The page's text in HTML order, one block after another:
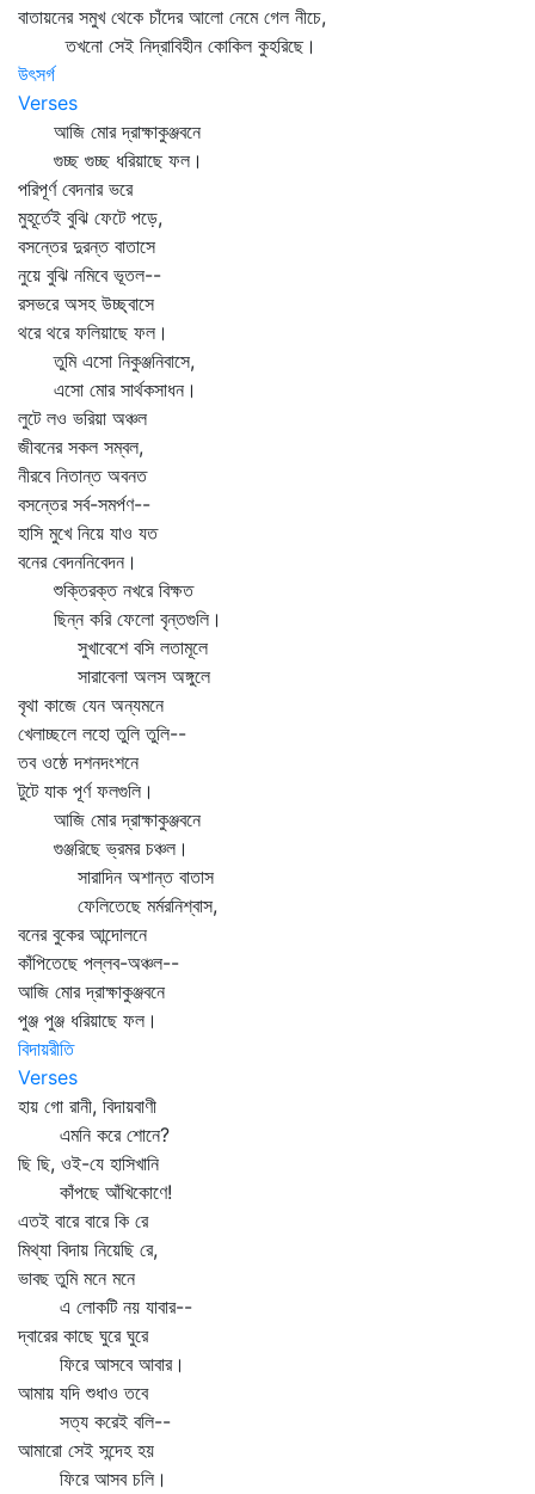
বাতায়নের সমুখ থেকে চাঁদের আলো নেমে গেল নীচে,
তখনো সেই নিদ্রাবিহীন কোকিল কুহরিছে।
উৎসর্গ
Verses
আজি মোর দ্রাক্ষাকুঞ্জবনে
গুচ্ছ গুচ্ছ ধরিয়াছে ফল।
পরিপূর্ণ বেদনার ভরে
মুহূর্তেই বুঝি ফেটে পড়ে,
বসন্তের দুরন্ত বাতাসে
নুয়ে বুঝি নমিবে ভূতল--
রসভরে অসহ উচ্ছ্বাসে
থরে থরে ফলিয়াছে ফল।
তুমি এসো নিকুঞ্জনিবাসে,
এসো মোর সার্থকসাধন।
লুটে লও ভরিয়া অঞ্চল
জীবনের সকল সম্বল,
নীরবে নিতান্ত অবনত
বসন্তের সর্ব-সমর্পণ--
হাসি মুখে নিয়ে যাও যত
বনের বেদননিবেদন।
শুক্তিরক্ত নখরে বিক্ষত
ছিন্ন করি ফেলো বৃন্তগুলি।
সুখাবেশে বসি লতামূলে
সারাবেলা অলস অঙ্গুলে
বৃথা কাজে যেন অন্যমনে
খেলাচ্ছলে লহো তুলি তুলি--
তব ওষ্ঠে দশনদংশনে
টুটে যাক পূর্ণ ফলগুলি।
আজি মোর দ্রাক্ষাকুঞ্জবনে
গুঞ্জরিছে ভ্রমর চঞ্চল।
সারাদিন অশান্ত বাতাস
ফেলিতেছে মর্মরনিশ্বাস,
বনের বুকের আন্দোলনে
কাঁপিতেছে পল্লব-অঞ্চল--
আজি মোর দ্রাক্ষাকুঞ্জবনে
পুঞ্জ পুঞ্জ ধরিয়াছে ফল।
বিদায়রীতি
Verses
হায় গো রানী, বিদায়বাণী
এমনি করে শোনে?
ছি ছি, ওই-যে হাসিখানি
কাঁপছে আঁখিকোণে!
এতই বারে বারে কি রে
মিথ্যা বিদায় নিয়েছি রে,
ভাবছ তুমি মনে মনে
এ লোকটি নয় যাবার--
দ্বারের কাছে ঘুরে ঘুরে
ফিরে আসবে আবার।
আমায় যদি শুধাও তবে
সত্য করেই বলি--
আমারো সেই সন্দেহ হয়
ফিরে আসব চলি।